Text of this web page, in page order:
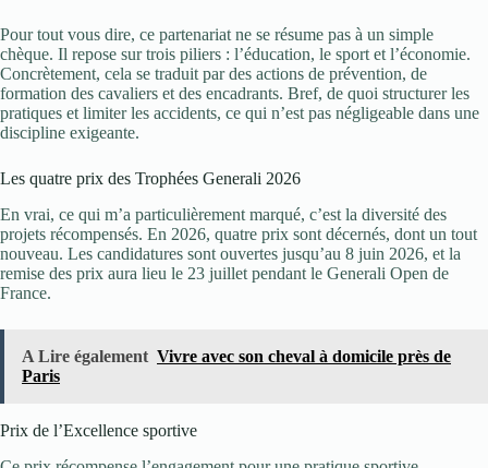
Pour tout vous dire, ce partenariat ne se résume pas à un simple
chèque. Il repose sur trois piliers : l’éducation, le sport et l’économie.
Concrètement, cela se traduit par des actions de prévention, de
formation des cavaliers et des encadrants. Bref, de quoi structurer les
pratiques et limiter les accidents, ce qui n’est pas négligeable dans une
discipline exigeante.
Les quatre prix des Trophées Generali 2026
En vrai, ce qui m’a particulièrement marqué, c’est la diversité des
projets récompensés. En 2026, quatre prix sont décernés, dont un tout
nouveau. Les candidatures sont ouvertes jusqu’au 8 juin 2026, et la
remise des prix aura lieu le 23 juillet pendant le Generali Open de
France.
A Lire également Vivre avec son cheval à domicile près de
Paris
Prix de l’Excellence sportive